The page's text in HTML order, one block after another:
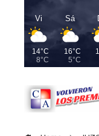
Vi
14°C
8°C
Sá
16°C
5°C